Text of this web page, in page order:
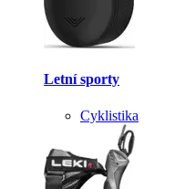
Letní sporty
Cyklistika